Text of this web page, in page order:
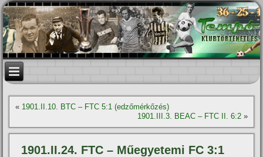
« 1901.II.10. BTC – FTC 5:1 (edzőmérkőzés)
1901.III.3. BEAC – FTC II. 6:2»
1901.II.24. FTC – Műegyetemi FC 3:1